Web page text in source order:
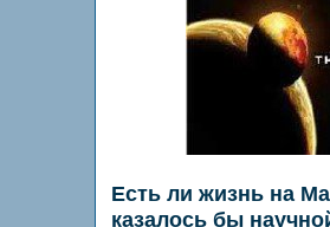
Есть ли жизнь на
казалось бы